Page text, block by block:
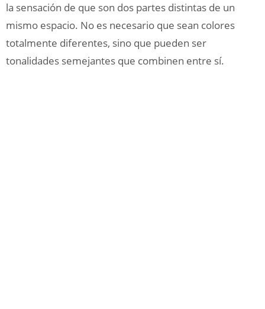
la sensación de que son dos partes distintas de un
mismo espacio. No es necesario que sean colores
totalmente diferentes, sino que pueden ser
tonalidades semejantes que combinen entre sí.